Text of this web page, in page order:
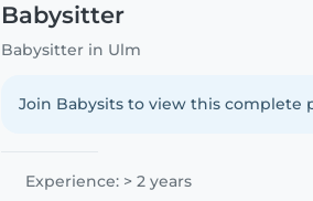
Babysitter
Babysitter in Ulm
Join Babysits to view this complete
Experience: > 2 years